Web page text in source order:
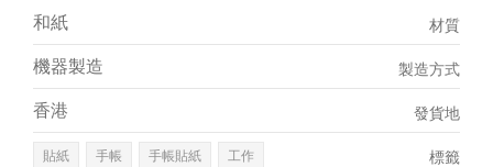
材質
和紙
製造方式
機器製造
發貨地
香港
標籤
貼紙 手帳 手帳貼紙 工作